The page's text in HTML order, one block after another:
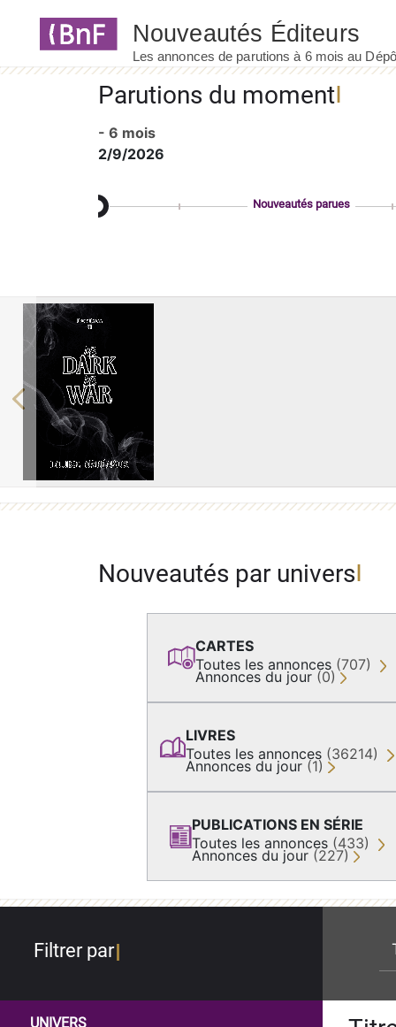
Parutions du moment
- 6 mois
2/9/2026
Nouveautés parues
Previous
Nouveautés par univers
CARTES
Toutes les annonces (707)
Annonces du jour (0)
LIVRES
Toutes les annonces (36214)
Annonces du jour (1)
PUBLICATIONS EN SÉRIE
Toutes les annonces (433)
Annonces du jour (227)
Filtrer par
UNIVERS